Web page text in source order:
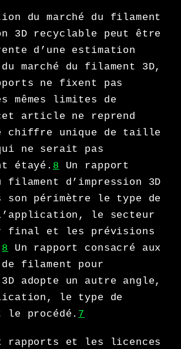
du marché du filament
3D recyclable peut être
d’une estimation
marché du filament 3D,
ne fixent pas
mêmes limites de
article ne reprend
chiffre unique de taille
ne serait pas
étayé. 8 Un rapport
filament d’impression 3D
son périmètre le type de
le secteur
final et les prévisions
8
Un rapport consacré aux
filament pour
adopte un autre angle,
le type de
procédé. 7
rapports et les licences